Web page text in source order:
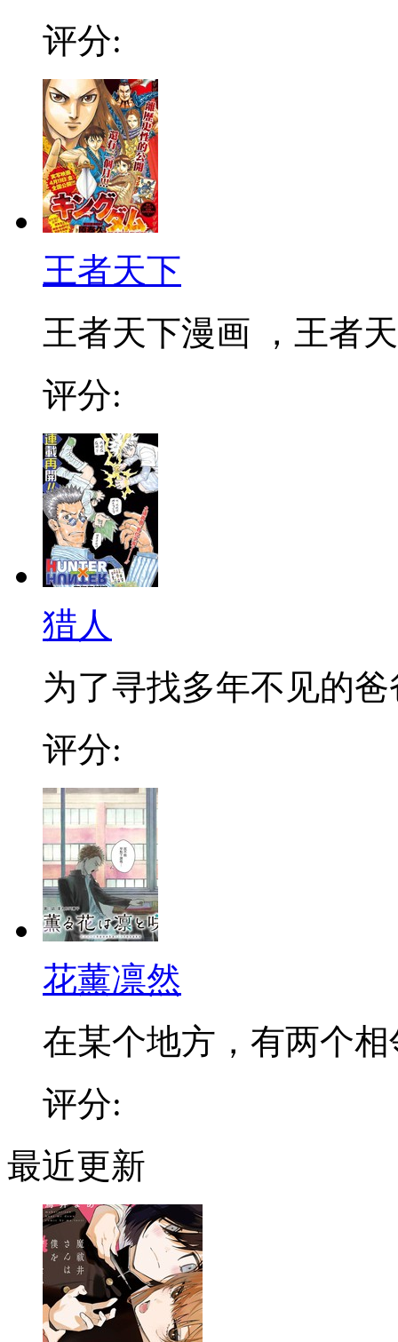
评分:
王者天下
王者天下漫画 ，王者
评分:
猎人
为了寻找多年不见的爸
评分:
花薰凛然
在某个地方，有两个相
评分:
最近更新